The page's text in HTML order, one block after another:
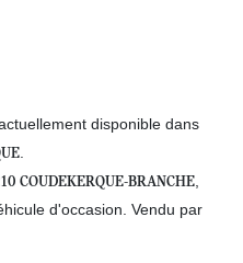
disponible dans
COUDEKERQUE-BRANCHE
d'occasion. Vendu par